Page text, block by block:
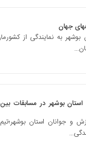
بوشهر به نمایندگی از
بوشهر در مسابقات بین
و جوانان استان